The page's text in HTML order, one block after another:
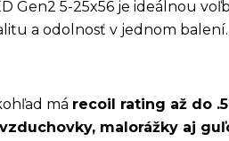
Gen2 5-25x56 je ideálnou
a odolnosť v jednom balení.
má recoil rating až do
vzduchovky, malorážky aj